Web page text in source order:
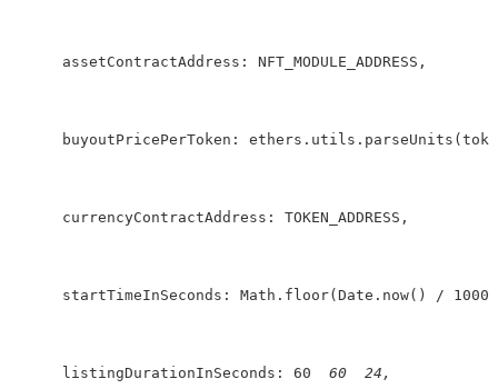
      assetContractAddress: NFT_MODULE_ADDRESS,
buyoutPricePerToken:
      currencyContractAddress: TOKEN_ADDRESS,
      startTimeInSeconds: Math.floor(Date.now()
/ 1000
      listingDurationInSeconds:
60 60 24 ,